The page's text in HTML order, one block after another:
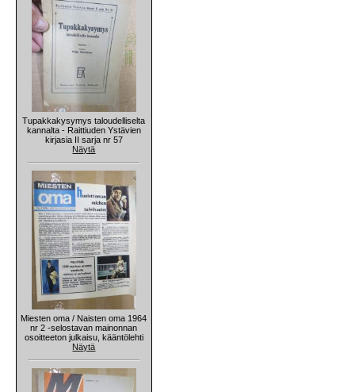
Tupakkakysymys taloudelliselta
kannalta - Raittiuden Ystävien
kirjasia II sarja nr 57
Näytä
Miesten oma / Naisten oma 1964
nr 2 -selostavan mainonnan
osoitteeton julkaisu, kääntölehti
Näytä